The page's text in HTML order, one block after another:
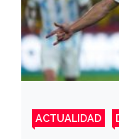
ACTUALIDAD